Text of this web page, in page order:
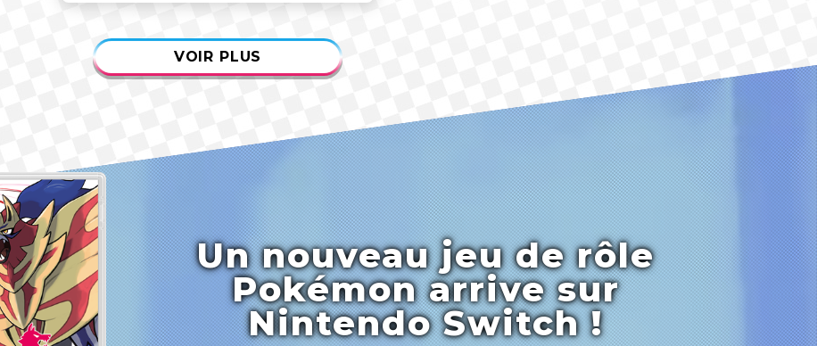
VOIR PLUS
Un nouveau jeu de rôle
Pokémon arrive sur
Nintendo Switch !